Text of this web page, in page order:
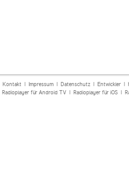
Kontakt| Impressum| Datenschutz| Entwickler|
Radioplayer für Android TV| Radioplayer für iOS|